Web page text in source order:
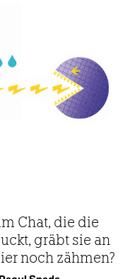
Chat, die die
gräbt sie an
noch zähmen?